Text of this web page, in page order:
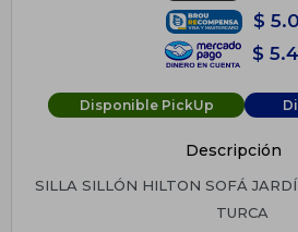
$
$
Disponible PickUp
Descripción
SILLA SILLÓN HILTON SOFÁ
TURCA